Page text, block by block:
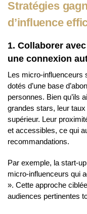
Stratégies
d’influence
1. Collaborer
une connexion
Les micro-influenceurs
dotés d’une base
personnes. Bien qu’ils
grandes stars, leur
supérieur. Leur
et accessibles, ce qui
recommandations.
Par exemple, la start-
micro-influenceurs qui
». Cette approche
audiences pertinentes